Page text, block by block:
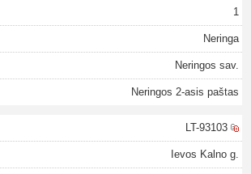
1
Neringa
Neringos sav.
Neringos 2-asis paštas
LT-93103
Ievos Kalno g.